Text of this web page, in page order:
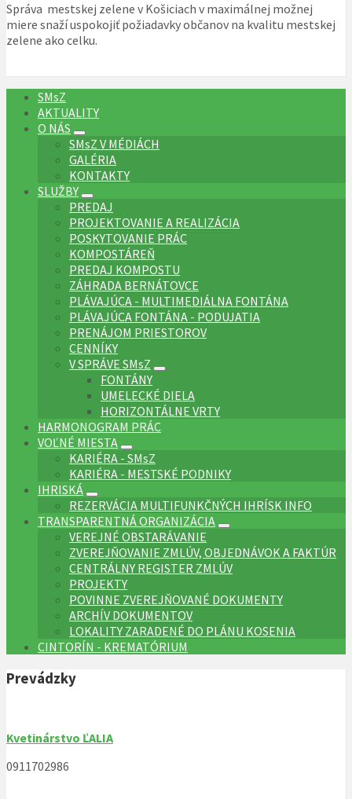
Správa mestskej zelene v Košiciach v maximálnej možnej
miere snaží uspokojiť požiadavky občanov na kvalitu mestskej
zelene ako celku.
SMsZ
AKTUALITY
O NÁS
SMsZ V MÉDIÁCH
GALÉRIA
KONTAKTY
SLUŽBY
PREDAJ
PROJEKTOVANIE A REALIZÁCIA
POSKYTOVANIE PRÁC
KOMPOSTÁREŇ
PREDAJ KOMPOSTU
ZÁHRADA BERNÁTOVCE
PLÁVAJÚCA - MULTIMEDIÁLNA FONTÁNA
PLÁVAJÚCA FONTÁNA - PODUJATIA
PRENÁJOM PRIESTOROV
CENNÍKY
V SPRÁVE SMsZ
FONTÁNY
UMELECKÉ DIELA
HORIZONTÁLNE VRTY
HARMONOGRAM PRÁC
VOĽNÉ MIESTA
KARIÉRA - SMsZ
KARIÉRA - MESTSKÉ PODNIKY
IHRISKÁ
REZERVÁCIA MULTIFUNKČNÝCH IHRÍSK INFO
TRANSPARENTNÁ ORGANIZÁCIA
VEREJNÉ OBSTARÁVANIE
ZVEREJŇOVANIE ZMLÚV, OBJEDNÁVOK A FAKTÚR
CENTRÁLNY REGISTER ZMLÚV
PROJEKTY
POVINNE ZVEREJŇOVANÉ DOKUMENTY
ARCHÍV DOKUMENTOV
LOKALITY ZARADENÉ DO PLÁNU KOSENIA
CINTORÍN - KREMATÓRIUM
Prevádzky
Kvetinárstvo ĽALIA
0911702986